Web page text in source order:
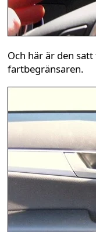
Och här är den
fartbegränsaren.